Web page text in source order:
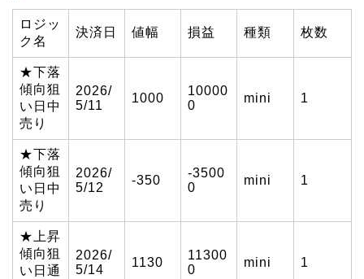
ロジッ
ク名
決済日 値幅 損益 種類 枚数
★下落
傾向狙
い日中
売り
2026/
5/11
1000
10000
0
mini 1
★下落
傾向狙
い日中
売り
2026/
5/12
-350
-3500
0
mini 1
★上昇
傾向狙
い日通
2026/
5/14
1130
11300
0
mini 1